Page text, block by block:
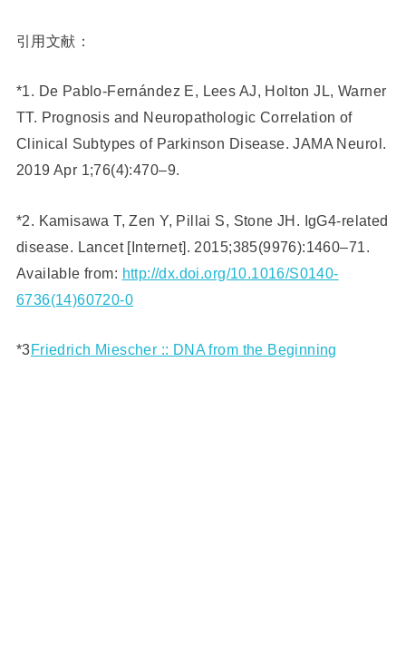
引用文献：
*1. De Pablo-Fernández E, Lees AJ, Holton JL, Warner
TT. Prognosis and Neuropathologic Correlation of
Clinical Subtypes of Parkinson Disease. JAMA Neurol.
2019 Apr 1;76(4):470–9.
*2. Kamisawa T, Zen Y, Pillai S, Stone JH. IgG4-related
disease. Lancet [Internet]. 2015;385(9976):1460–71.
Available from: http://dx.doi.org/10.1016/S0140-
6736(14)60720-0
*3Friedrich Miescher :: DNA from the Beginning